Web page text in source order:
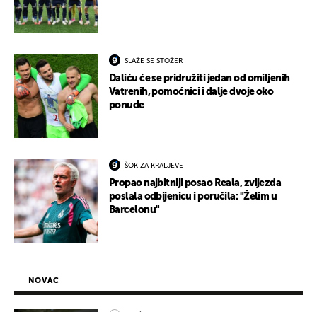
SLAŽE SE STOŽER
Daliću će se pridružiti jedan od omiljenih
Vatrenih, pomoćnici i dalje dvoje oko
ponude
ŠOK ZA KRALJEVE
Propao najbitniji posao Reala, zvijezda
poslala odbijenicu i poručila: "Želim u
Barcelonu"
NOVAC